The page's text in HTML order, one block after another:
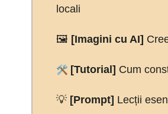
locali
🖼️ [Imagini cu AI]
🛠️ [Tutorial] Cum
💡 [Prompt] Lecții